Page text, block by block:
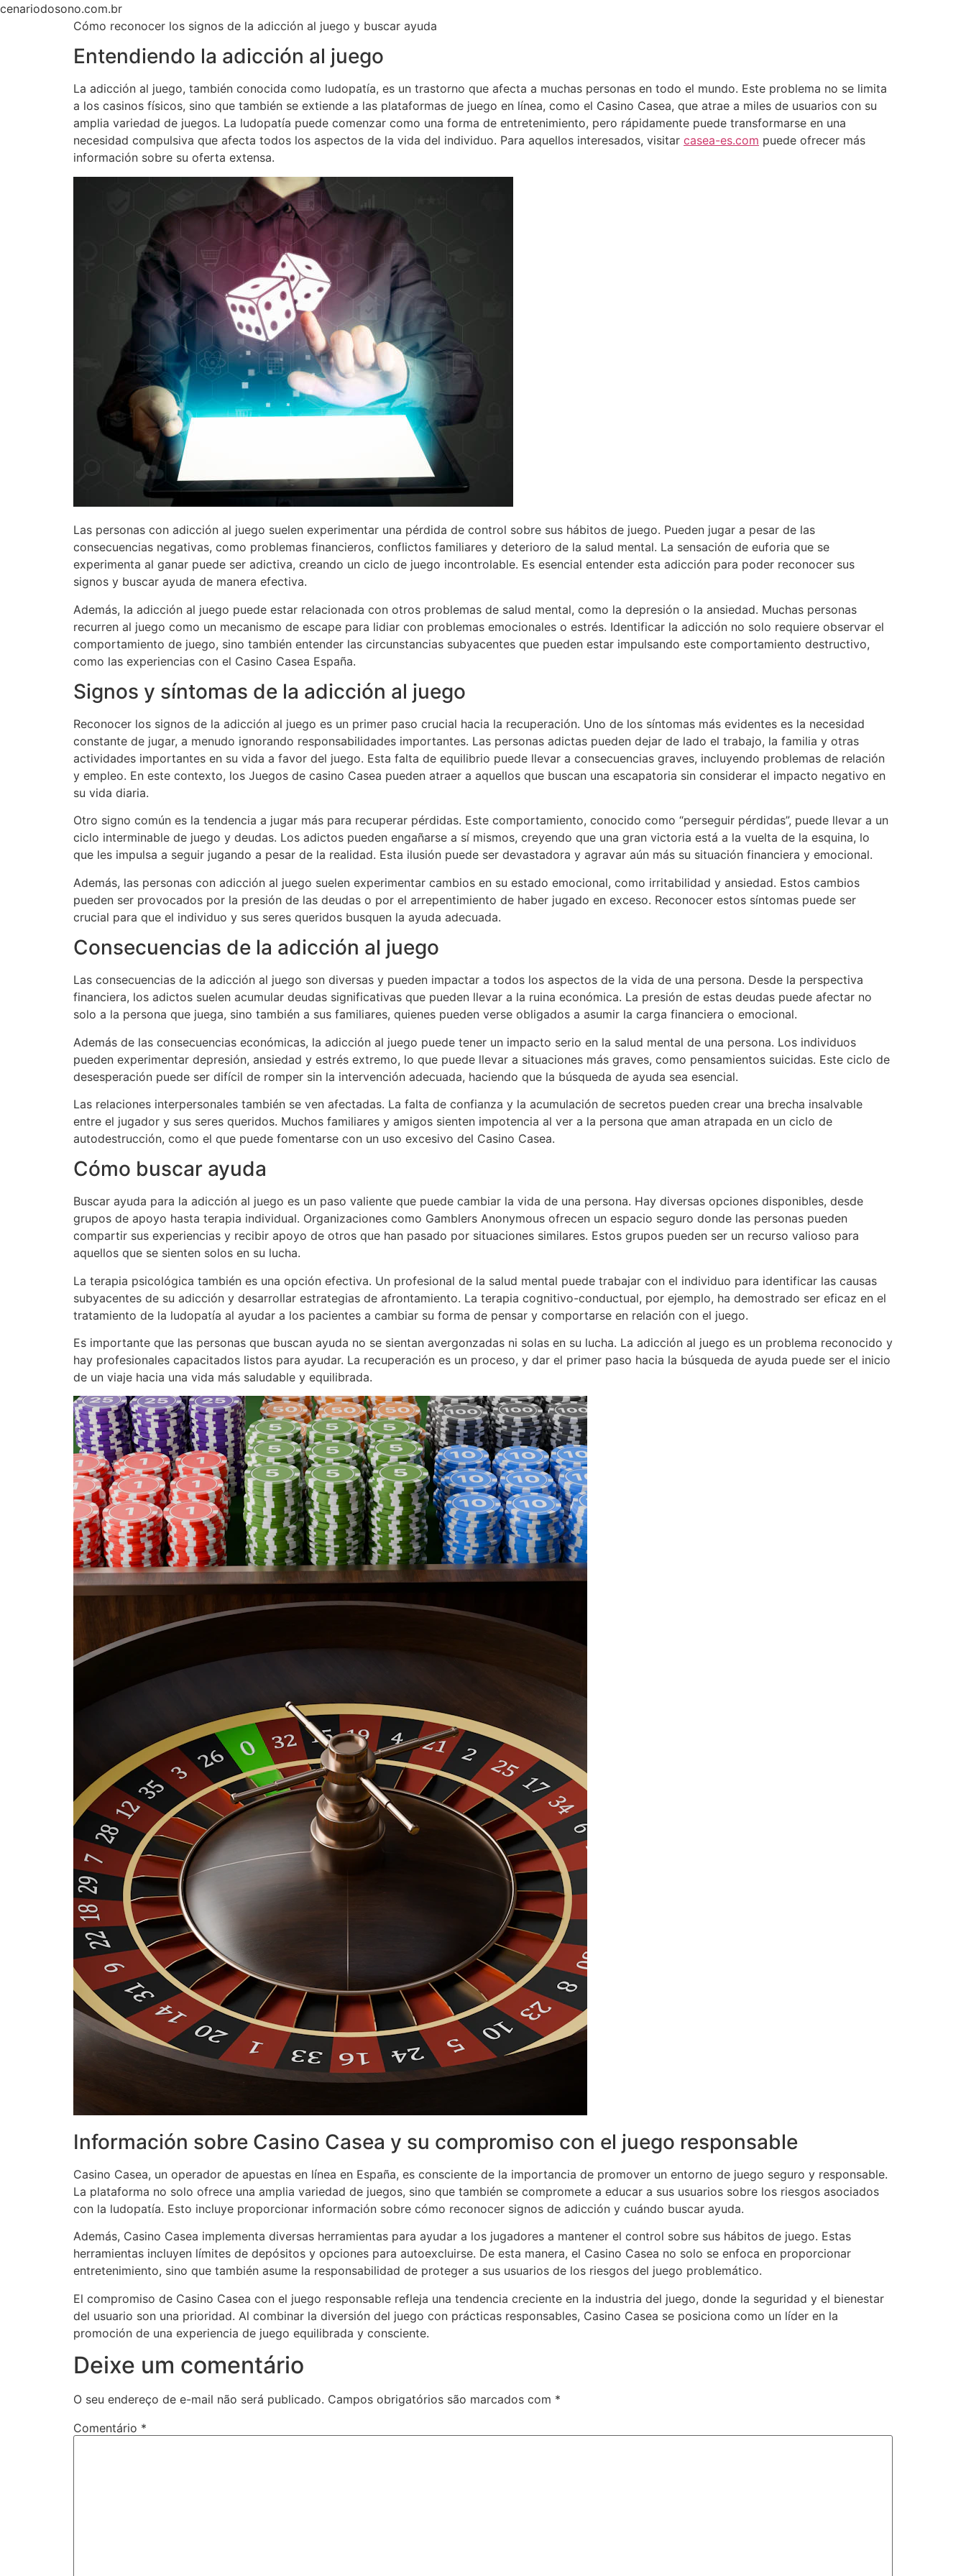
cenariodosono.com.brIr
para
conteúdo
Cómo reconocer los signos de la adicción al juego y buscar ayuda
Entendiendo la adicción al juego
La adicción al juego, también conocida como ludopatía, es un trastorno que afecta a muchas personas en todo el mundo. Este problema no se limita
a los casinos físicos, sino que también se extiende a las plataformas de juego en línea, como el Casino Casea, que atrae a miles de usuarios con su
amplia variedad de juegos. La ludopatía puede comenzar como una forma de entretenimiento, pero rápidamente puede transformarse en una
necesidad compulsiva que afecta todos los aspectos de la vida del individuo. Para aquellos interesados, visitar casea-es.com puede ofrecer más
información sobre su oferta extensa.
Las personas con adicción al juego suelen experimentar una pérdida de control sobre sus hábitos de juego. Pueden jugar a pesar de las
consecuencias negativas, como problemas financieros, conflictos familiares y deterioro de la salud mental. La sensación de euforia que se
experimenta al ganar puede ser adictiva, creando un ciclo de juego incontrolable. Es esencial entender esta adicción para poder reconocer sus
signos y buscar ayuda de manera efectiva.
Además, la adicción al juego puede estar relacionada con otros problemas de salud mental, como la depresión o la ansiedad. Muchas personas
recurren al juego como un mecanismo de escape para lidiar con problemas emocionales o estrés. Identificar la adicción no solo requiere observar el
comportamiento de juego, sino también entender las circunstancias subyacentes que pueden estar impulsando este comportamiento destructivo,
como las experiencias con el Casino Casea España.
Signos y síntomas de la adicción al juego
Reconocer los signos de la adicción al juego es un primer paso crucial hacia la recuperación. Uno de los síntomas más evidentes es la necesidad
constante de jugar, a menudo ignorando responsabilidades importantes. Las personas adictas pueden dejar de lado el trabajo, la familia y otras
actividades importantes en su vida a favor del juego. Esta falta de equilibrio puede llevar a consecuencias graves, incluyendo problemas de relación
y empleo. En este contexto, los Juegos de casino Casea pueden atraer a aquellos que buscan una escapatoria sin considerar el impacto negativo en
su vida diaria.
Otro signo común es la tendencia a jugar más para recuperar pérdidas. Este comportamiento, conocido como “perseguir pérdidas”, puede llevar a un
ciclo interminable de juego y deudas. Los adictos pueden engañarse a sí mismos, creyendo que una gran victoria está a la vuelta de la esquina, lo
que les impulsa a seguir jugando a pesar de la realidad. Esta ilusión puede ser devastadora y agravar aún más su situación financiera y emocional.
Además, las personas con adicción al juego suelen experimentar cambios en su estado emocional, como irritabilidad y ansiedad. Estos cambios
pueden ser provocados por la presión de las deudas o por el arrepentimiento de haber jugado en exceso. Reconocer estos síntomas puede ser
crucial para que el individuo y sus seres queridos busquen la ayuda adecuada.
Consecuencias de la adicción al juego
Las consecuencias de la adicción al juego son diversas y pueden impactar a todos los aspectos de la vida de una persona. Desde la perspectiva
financiera, los adictos suelen acumular deudas significativas que pueden llevar a la ruina económica. La presión de estas deudas puede afectar no
solo a la persona que juega, sino también a sus familiares, quienes pueden verse obligados a asumir la carga financiera o emocional.
Además de las consecuencias económicas, la adicción al juego puede tener un impacto serio en la salud mental de una persona. Los individuos
pueden experimentar depresión, ansiedad y estrés extremo, lo que puede llevar a situaciones más graves, como pensamientos suicidas. Este ciclo de
desesperación puede ser difícil de romper sin la intervención adecuada, haciendo que la búsqueda de ayuda sea esencial.
Las relaciones interpersonales también se ven afectadas. La falta de confianza y la acumulación de secretos pueden crear una brecha insalvable
entre el jugador y sus seres queridos. Muchos familiares y amigos sienten impotencia al ver a la persona que aman atrapada en un ciclo de
autodestrucción, como el que puede fomentarse con un uso excesivo del Casino Casea.
Cómo buscar ayuda
Buscar ayuda para la adicción al juego es un paso valiente que puede cambiar la vida de una persona. Hay diversas opciones disponibles, desde
grupos de apoyo hasta terapia individual. Organizaciones como Gamblers Anonymous ofrecen un espacio seguro donde las personas pueden
compartir sus experiencias y recibir apoyo de otros que han pasado por situaciones similares. Estos grupos pueden ser un recurso valioso para
aquellos que se sienten solos en su lucha.
La terapia psicológica también es una opción efectiva. Un profesional de la salud mental puede trabajar con el individuo para identificar las causas
subyacentes de su adicción y desarrollar estrategias de afrontamiento. La terapia cognitivo-conductual, por ejemplo, ha demostrado ser eficaz en el
tratamiento de la ludopatía al ayudar a los pacientes a cambiar su forma de pensar y comportarse en relación con el juego.
Es importante que las personas que buscan ayuda no se sientan avergonzadas ni solas en su lucha. La adicción al juego es un problema reconocido y
hay profesionales capacitados listos para ayudar. La recuperación es un proceso, y dar el primer paso hacia la búsqueda de ayuda puede ser el inicio
de un viaje hacia una vida más saludable y equilibrada.
Información sobre Casino Casea y su compromiso con el juego responsable
Casino Casea, un operador de apuestas en línea en España, es consciente de la importancia de promover un entorno de juego seguro y responsable.
La plataforma no solo ofrece una amplia variedad de juegos, sino que también se compromete a educar a sus usuarios sobre los riesgos asociados
con la ludopatía. Esto incluye proporcionar información sobre cómo reconocer signos de adicción y cuándo buscar ayuda.
Además, Casino Casea implementa diversas herramientas para ayudar a los jugadores a mantener el control sobre sus hábitos de juego. Estas
herramientas incluyen límites de depósitos y opciones para autoexcluirse. De esta manera, el Casino Casea no solo se enfoca en proporcionar
entretenimiento, sino que también asume la responsabilidad de proteger a sus usuarios de los riesgos del juego problemático.
El compromiso de Casino Casea con el juego responsable refleja una tendencia creciente en la industria del juego, donde la seguridad y el bienestar
del usuario son una prioridad. Al combinar la diversión del juego con prácticas responsables, Casino Casea se posiciona como un líder en la
promoción de una experiencia de juego equilibrada y consciente.
Deixe um comentário
O seu endereço de e-mail não será publicado. Campos obrigatórios são marcados com *
Comentário *